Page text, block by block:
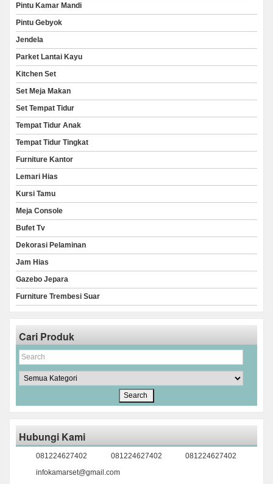
Pintu Kamar Mandi
Pintu Gebyok
Jendela
Parket Lantai Kayu
Kitchen Set
Set Meja Makan
Set Tempat Tidur
Tempat Tidur Anak
Tempat Tidur Tingkat
Furniture Kantor
Lemari Hias
Kursi Tamu
Meja Console
Bufet Tv
Dekorasi Pelaminan
Jam Hias
Gazebo Jepara
Furniture Trembesi Suar
Cari Produk
Hubungi Kami
081224627402 081224627402
081224627402
infokamarset@gmail.com